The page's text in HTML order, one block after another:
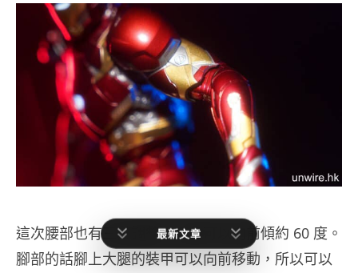
這次腰部也有三段調整，上身可以向前傾約 60 度。
腳部的話腳上大腿的裝甲可以向前移動，所以可以
最新文章